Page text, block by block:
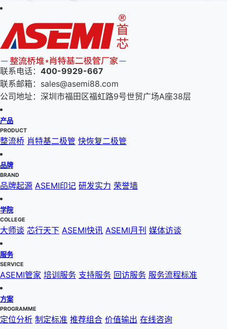
联系电话： 400-9929-667
联系邮箱：sales@asemi88.com
公司地址：深圳市福田区福虹路9号世贸广场A座38层
产品
PRODUCT
整流桥 肖特基二极管 快恢复二极管
品牌
BRAND
品牌起源 ASEMI印记 研发实力 荣誉墙
学院
COLLEGE
大师谈 芯行天下 ASEMI快讯 ASEMI月刊 媒体访谈
服务
SERVICE
ASEMI管家 培训服务 支持服务 回访服务 服务流程标准
方案
PROGRAMME
定位分析 制定标准 推荐组合 价值输出 在线咨询